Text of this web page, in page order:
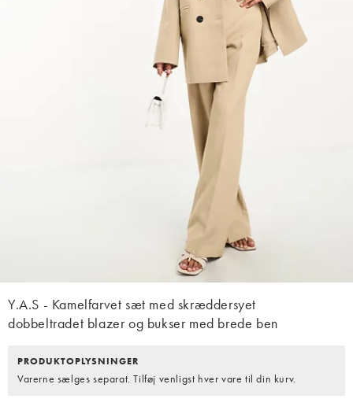
Y.A.S - Kamelfarvet sæt med skræddersyet
dobbeltradet blazer og bukser med brede ben
PRODUKTOPLYSNINGER
Varerne sælges separat. Tilføj venligst hver vare til din kurv.